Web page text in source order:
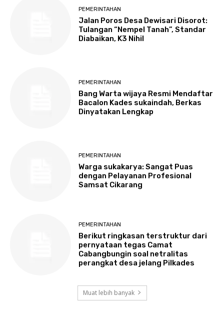
PEMERINTAHAN
Jalan Poros Desa Dewisari Disorot:
Tulangan “Nempel Tanah”, Standar
Diabaikan, K3 Nihil
PEMERINTAHAN
Bang Warta wijaya Resmi Mendaftar
Bacalon Kades sukaindah, Berkas
Dinyatakan Lengkap
PEMERINTAHAN
Warga sukakarya: Sangat Puas
dengan Pelayanan Profesional
Samsat Cikarang
PEMERINTAHAN
Berikut ringkasan terstruktur dari
pernyataan tegas Camat
Cabangbungin soal netralitas
perangkat desa jelang Pilkades
Muat lebih banyak